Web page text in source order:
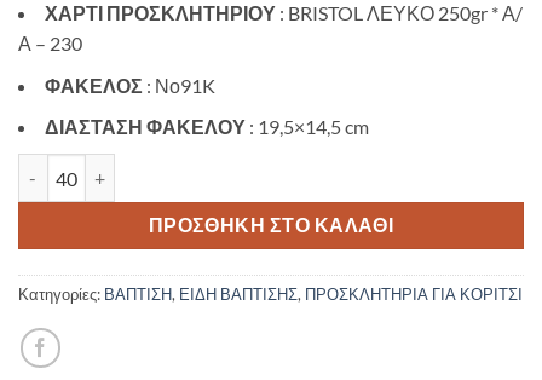
ΧΑΡΤΙ ΠΡΟΣΚΛΗΤΗΡΙΟΥ : BRISTOL ΛΕΥΚΟ 250gr * Α/
Α – 230
ΦΑΚΕΛΟΣ : Νο91K
ΔΙΑΣΤΑΣΗ ΦΑΚΕΛΟΥ : 19,5×14,5 cm
ΠΡΟΣΘΉΚΗ ΣΤΟ ΚΑΛΆΘΙ
Κατηγορίες: ΒΑΠΤΙΣΗ, ΕΙΔΗ ΒΑΠΤΙΣΗΣ, ΠΡΟΣΚΛΗΤΗΡΙΑ ΓΙΑ ΚΟΡΙΤΣΙ